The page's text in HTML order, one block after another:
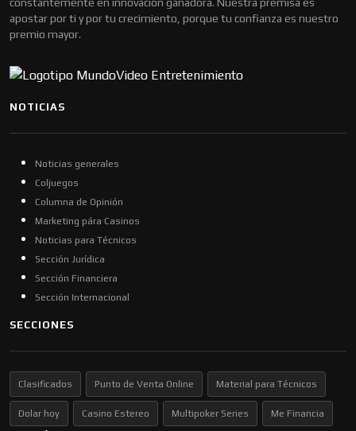
apostar por ti y por tu crecimiento, porque tu confianza es nuestro
premio mayor.
NOTICIAS
Noticias generales
Coljuegos
Columna de Opinión
Marketing pára Casinos
Noticias para Técnicos
Sección Jurídica
Sección Financiera
Sección Internacional
SECCIONES
Clasificados Punto de Venta Online Material para Técnicos
Dolar hoy Casino Estereo Multipoker Series Me Financia